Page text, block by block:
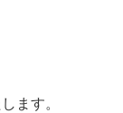
ます。